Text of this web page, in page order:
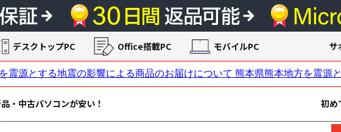
・中古パソコンが安い！ 初め
デスクトップPC Office搭載PC モバイルPC サ